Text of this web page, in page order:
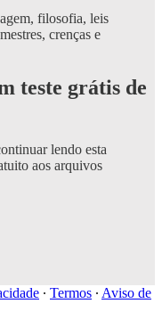
filosofia, leis
crenças e
teste grátis de
lendo esta
aos arquivos
∙ Termos ∙ Aviso de